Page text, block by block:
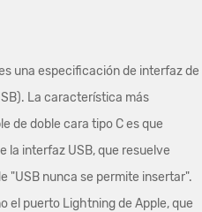
una especificación de interfaz de
La característica más
de doble cara tipo C es que
la interfaz USB, que resuelve
"USB nunca se permite insertar".
el puerto Lightning de Apple, que